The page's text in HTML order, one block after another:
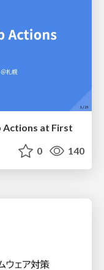
Actions at First
0 140